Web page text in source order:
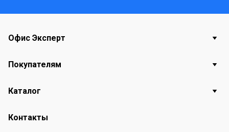
Офис Эксперт
Покупателям
Каталог
Контакты